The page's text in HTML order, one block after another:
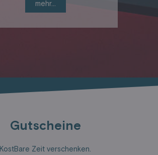
mehr...
Gutscheine
KostBare Zeit verschenken.